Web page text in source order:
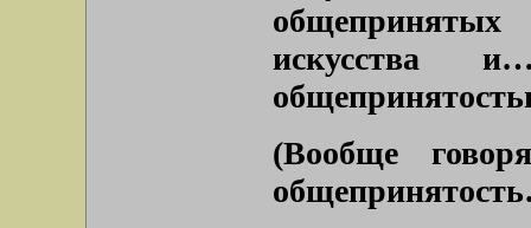
общепринятых
искусства
(Вообще